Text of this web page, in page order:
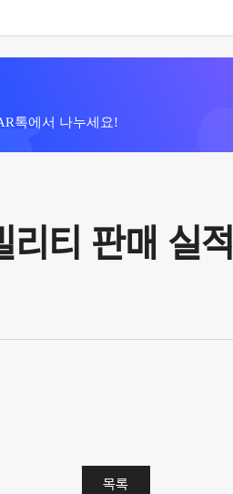
톡에서 나누세요!
리티 판매 실적
목록